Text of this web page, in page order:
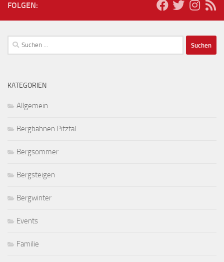
FOLGEN:
Suchen
nach:
KATEGORIEN
Allgemein
Bergbahnen Pitztal
Bergsommer
Bergsteigen
Bergwinter
Events
Familie